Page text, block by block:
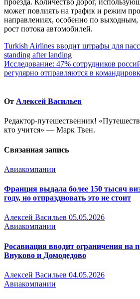
может повлиять на трафик и режим
направлениях, особенно по выходным,
рост потока автомобилей.
Навигация
по
записям
Turkish Airlines вводит штрафы для
standing after landing
Исследование: 47% сотрудников
регулярно отправляются в
От Алексей Васильев
Редактор-путешественник!
кто учится» — Марк Твен.
Связанная запись
Авиакомпании
Франция выдала более 150 тысяч
году, но отпраздновать это не стоит
Алексей Васильев 05.05.2026
Авиакомпании
Росавиация вводит ограничения на
Внуково и Домодедово
Алексей Васильев 04.05.2026
Авиакомпании